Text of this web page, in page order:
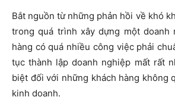
Bắt nguồn từ những phản hồi về khó
trong quá trình xây dựng một doanh
hàng có quá nhiều công việc phải
tục thành lập doanh nghiệp mất rất
biệt đối với những khách hàng không
kinh doanh.